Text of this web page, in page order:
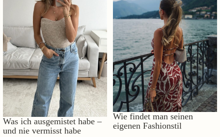
Was ich ausgemistet habe –
und nie vermisst habe
Wie findet man seinen
eigenen Fashionstil